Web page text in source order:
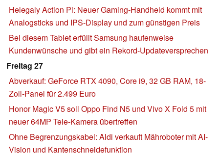
Helegaly Action Pi: Neuer Gaming-Handheld kommt mit
Analogsticks und IPS-Display und zum günstigen Preis
Bei diesem Tablet erfüllt Samsung haufenweise
Kundenwünsche und gibt ein Rekord-Updateversprechen
Freitag 27
Abverkauf: GeForce RTX 4090, Core i9, 32 GB RAM, 18-
Zoll-Panel für 2.499 Euro
Honor Magic V5 soll Oppo Find N5 und Vivo X Fold 5 mit
neuer 64MP Tele-Kamera übertreffen
Ohne Begrenzungskabel: Aldi verkauft Mähroboter mit AI-
Vision und Kantenschneidefunktion